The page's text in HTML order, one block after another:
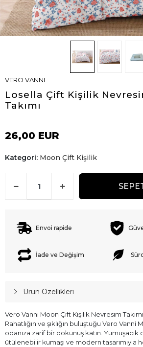
VERO VANNI
Losella Çift Kişilik
Takımı
26,00 EUR
Kategori: Moon Çift Kişilik
Envoi rapide
İade ve Değişim
Ürün Özellikleri
Vero Vanni Moon Çift Kişilik Nevresim Takımı
Rahatlığın ve şıklığın buluştuğu Vero Vanni
odanıza zarif bir dokunuş katın. Yumuşacık
ütülenebilir kumaşı ve modern tasarımıyla